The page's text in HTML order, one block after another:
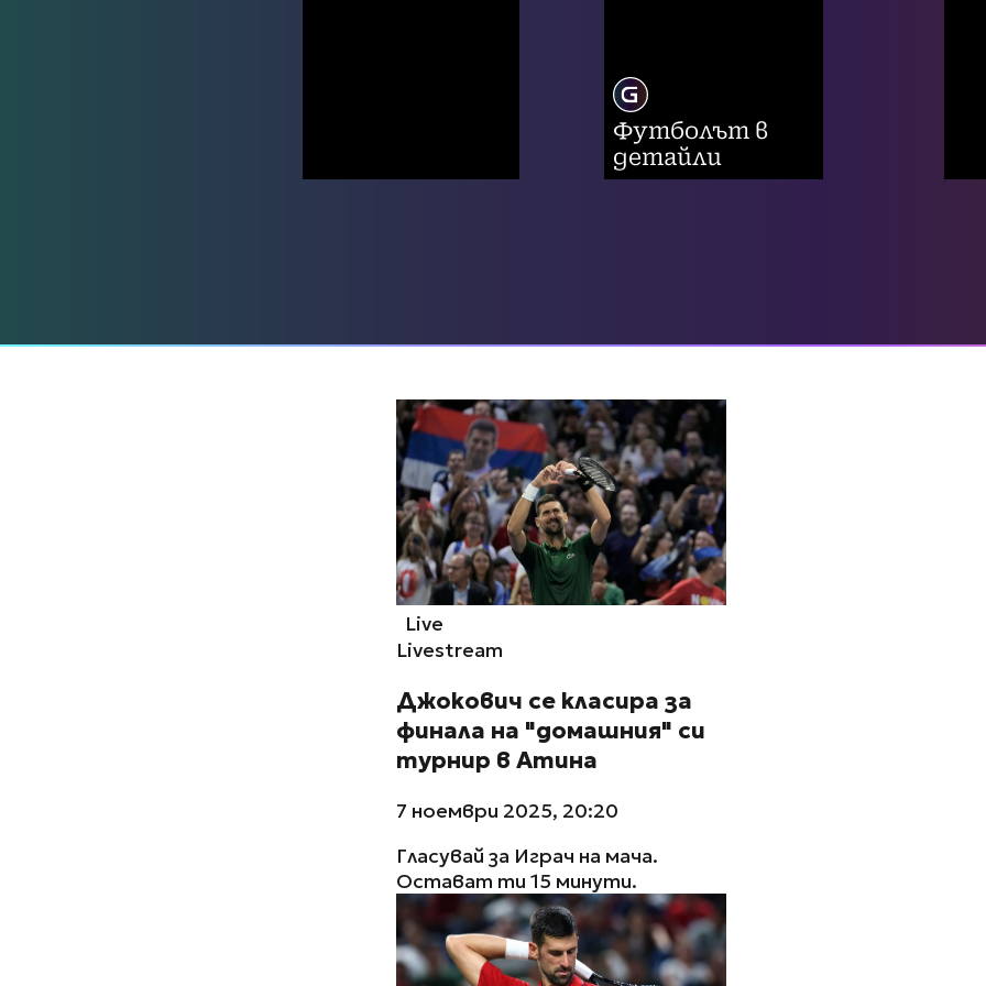
Футболът в
детайли
Live
Livestream
Джокович се класира за
финала на "домашния" си
турнир в Атина
7 ноември 2025, 20:20
Гласувай за Играч на мача.
Остават ти 15 минути.